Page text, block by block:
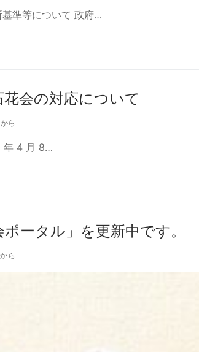
準等について 政府…
会の対応について
ら
年 4 月 8…
ータル」を更新中です。
ら